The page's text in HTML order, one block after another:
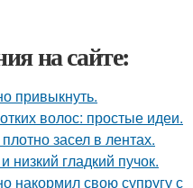
на сайте:
привыкнуть.
волос: простые идеи.
засел в лентах.
низкий гладкий пучок.
накормил свою супругу с